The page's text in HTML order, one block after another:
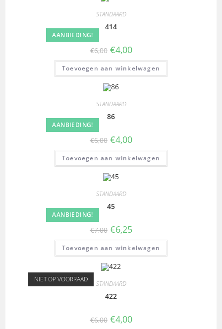
AANBIEDING!
STANDAARD
414
€6,00 €4,00
Toevoegen aan winkelwagen
AANBIEDING!
STANDAARD
86
€6,00 €4,00
Toevoegen aan winkelwagen
AANBIEDING!
STANDAARD
45
€7,00 €6,25
Toevoegen aan winkelwagen
NIET OP VOORRAAD STANDAARD
422
€6,00 €4,00